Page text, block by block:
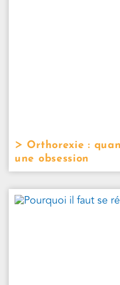
Orthorexie :
une obsession